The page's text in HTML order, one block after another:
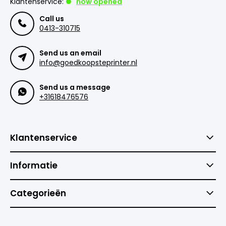
Call us
0413-310715
Send us an email
info@goedkoopsteprinter.nl
Send us a message
+31618476576
Klantenservice
Informatie
Categorieën